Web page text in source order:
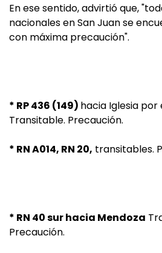
En ese sentido, advirtió que,
nacionales en San Juan se
con máxima precaución".
* RP 436 (149) hacia Iglesia por
Transitable. Precaución.
* RN A014, RN 20, transitables.
* RN 40 sur hacia Mendoza
Precaución.